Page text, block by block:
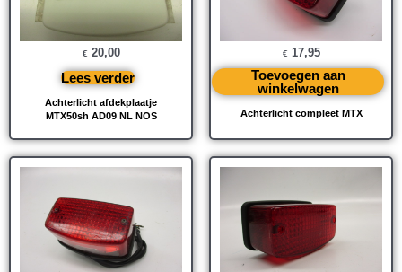
Achterlicht afdekplaatje
MTX50sh AD09 NL NOS
€ 20,00
Lees verder
Achterlicht compleet MTX
€ 17,95
Toevoegen aan
winkelwagen